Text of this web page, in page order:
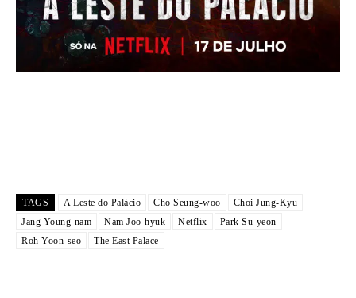
TAGS A Leste do Palácio Cho Seung-woo
Choi Jung-Kyu
Jang Young-nam
Nam Joo-hyuk Netflix
Park Su-yeon
Roh Yoon-seo
The East Palace